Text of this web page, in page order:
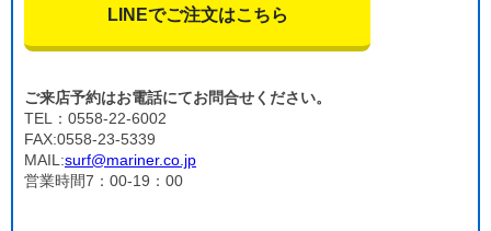
LINEでご注文はこちら
ご来店予約はお電話にてお問合せください。
TEL：0558-22-6002
FAX:0558-23-5339
MAIL:surf@mariner.co.jp
営業時間7：00-19：00